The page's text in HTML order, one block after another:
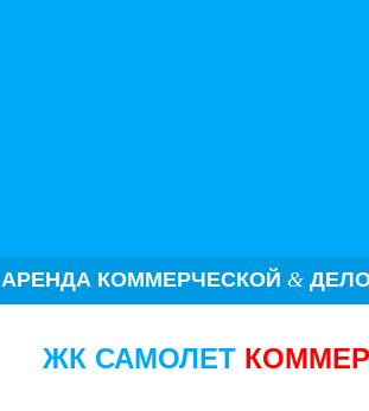
АРЕНДА КОММЕРЧЕСКОЙ &
ЖК САМОЛЕТ